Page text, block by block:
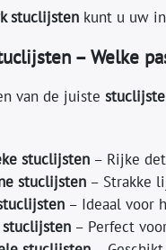
stuclijstenkunt u uw
– Welke
van de juiste
stuclijsten– Rijke
stuclijsten– Strakke
– Ideaal voor
– Perfect